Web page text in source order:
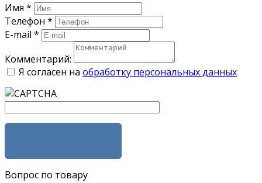
Имя *
Телефон *
E-mail *
Комментарий:
Я согласен на обработку персональных данных
Вопрос по товару